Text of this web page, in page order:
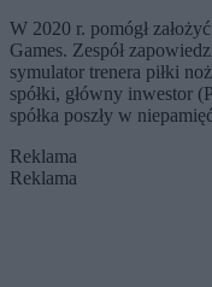
W 2020 r. pomógł
Games. Zespół
symulator trenera piłki
spółki, główny inwestor
spółka poszły w
Reklama
Reklama